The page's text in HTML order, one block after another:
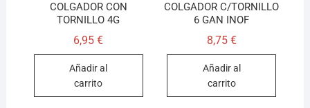
COLGADOR CON
TORNILLO 4G
6,95€
Añadir al
carrito
COLGADOR C/TORNILLO
6 GAN INOF
8,75 €
Añadir al
carrito